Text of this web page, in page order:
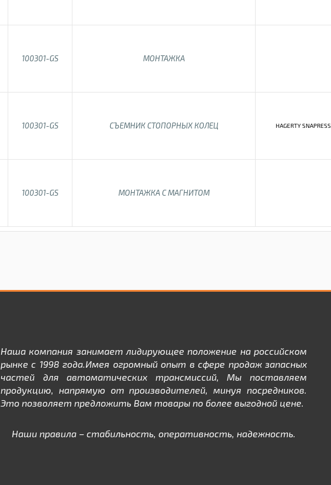
100301-GS МОНТАЖКА
100301-GS СЪЕМНИК СТОПОРНЫХ КОЛЕЦ HAGERTY SNAPRESS
100301-GS МОНТАЖКА С МАГНИТОМ
Наша компания занимает лидирующее положение на российском
рынке с 1998 года.Имея огромный опыт в сфере продаж запасных
частей для автоматических трансмиссий, Мы поставляем
продукцию, напрямую от производителей, минуя посредников.
Это позволяет предложить Вам товары по более выгодной цене.
Наши правила – стабильность, оперативность, надежность.